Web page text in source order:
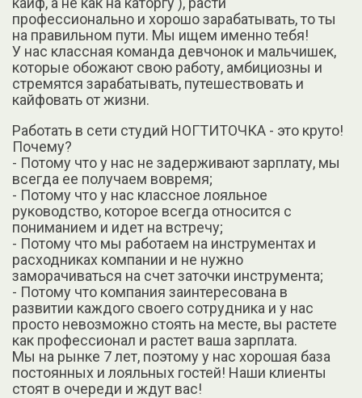
профессионально и хорошо зарабатывать, то ты
на правильном пути. Мы ищем именно тебя!
У нас классная команда девчонок и мальчишек,
которые обожают свою работу, амбициозны и
стремятся зарабатывать, путешествовать и
кайфовать от жизни.
Работать в сети студий НОГТИТОЧКА - это круто!
Почему?
- Потому что у нас не задерживают зарплату, мы
всегда ее получаем вовремя;
- Потому что у нас классное лояльное
руководство, которое всегда относится с
пониманием и идет на встречу;
- Потому что мы работаем на инструментах и
расходниках компании и не нужно
заморачиваться на счет заточки инструмента;
- Потому что компания заинтересована в
развитии каждого своего сотрудника и у нас
просто невозможно стоять на месте, вы растете
как профессионал и растет ваша зарплата.
Мы на рынке 7 лет, поэтому у нас хорошая база
постоянных и лояльных гостей! Наши клиенты
стоят в очереди и ждут вас!